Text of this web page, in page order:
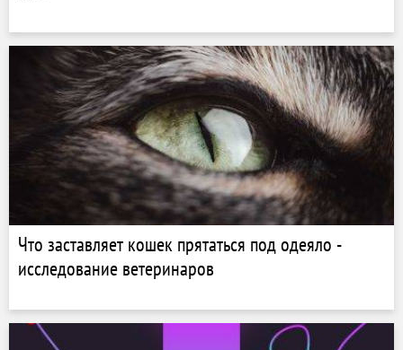
Что заставляет кошек прятаться под одеяло -
исследование ветеринаров